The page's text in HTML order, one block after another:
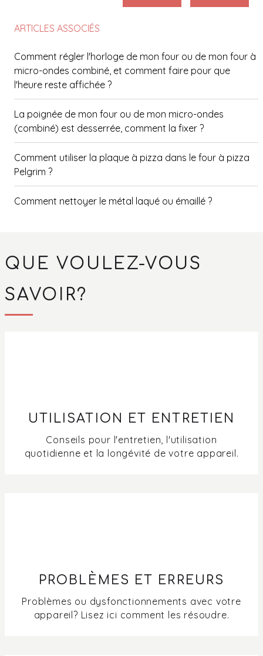
ARTICLES ASSOCIÉS
Comment régler l'horloge de mon four ou de mon four à
micro-ondes combiné, et comment faire pour que
l'heure reste affichée ?
La poignée de mon four ou de mon micro-ondes
(combiné) est desserrée, comment la fixer ?
Comment utiliser la plaque à pizza dans le four à pizza
Pelgrim ?
Comment nettoyer le métal laqué ou émaillé ?
Comment régler la fonction AirBake sur mon four
Pelgrim ?
Puis-je régler le niveau sonore du four ?
Où puis-je trouver un manuel pour mon four ou mon
QUE VOULEZ-VOUS
SAVOIR?
UTILISATION ET ENTRETIEN
Conseils pour l'entretien, l'utilisation
quotidienne et la longévité de votre appareil.
PROBLÈMES ET ERREURS
Problèmes ou dysfonctionnements avec votre
appareil? Lisez ici comment les résoudre.